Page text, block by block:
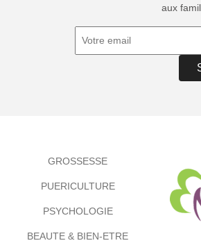
aux
GROSSESSE
PUERICULTURE
PSYCHOLOGIE
BEAUTE & BIEN-ETRE